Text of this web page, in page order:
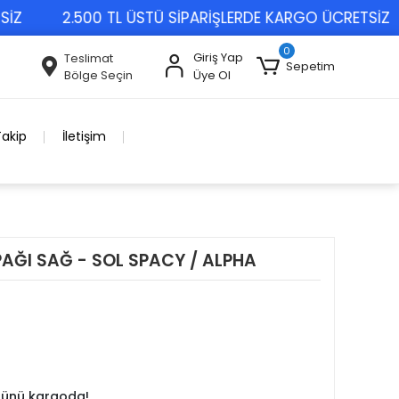
2.500 TL ÜSTÜ SİPARİŞLERDE KARGO ÜCRETSİZ
Teslimat
Bölge Seçin
Giriş Yap
Üye Ol
0
Sepetim
İletişim
SAĞ - SOL SPACY / ALPHA